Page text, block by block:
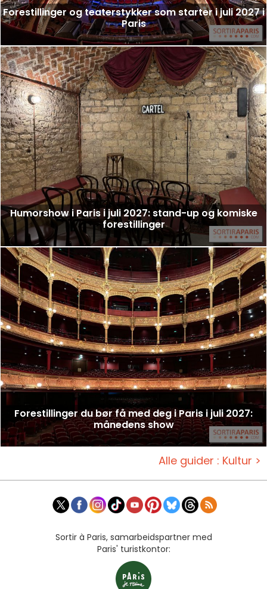
Forestillinger og teaterstykker som starter i juli 2027 i
Paris
Humorshow i Paris i juli 2027: stand-up og komiske
forestillinger
Forestillinger du bør få med deg i Paris i juli 2027:
månedens show
Alle guider : Kultur >
Sortir à Paris, samarbeidspartner med
Paris' turistkontor: